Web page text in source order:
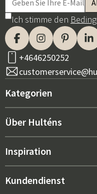
Ich stimme den
+4646250252
Kategorien
Neu bei uns
Innenausstattung
Über Hulténs
Über Hulténs
Inspiration
Bestseller
Kundendienst